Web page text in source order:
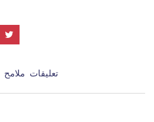
ملامح تعليقات